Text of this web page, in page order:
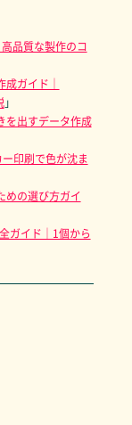
品質な製作のコ
ガイド｜
」
を出すデータ作成
印刷で色が沈ま
めの選び方ガイ
ガイド｜1個から